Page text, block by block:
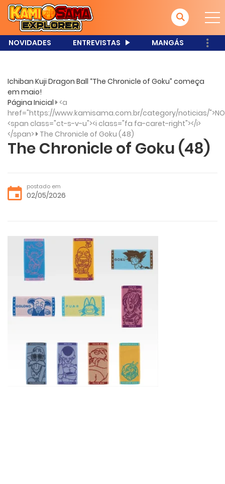
NOVIDADES ENTREVISTAS MANGÁS
Ichiban Kuji Dragon Ball “The Chronicle of Goku” começa
em maio!
Página Inicial <a
href="https://www.kamisama.com.br/category/noticias/
<span class="ct-s-v-u"><i class="fa fa-caret-right"></i>
</span> The Chronicle of Goku (48)
The Chronicle of Goku (48)
postado em
02/05/2026